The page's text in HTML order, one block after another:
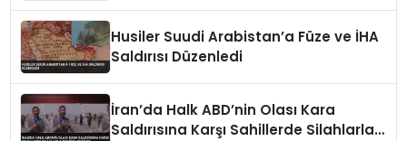
Husiler Suudi Arabistan’a Füze ve İHA
Saldırısı Düzenledi
İran’da Halk ABD’nin Olası Kara
Saldırısına Karşı Sahillerde Silahlarla